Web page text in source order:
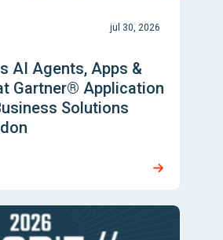
jul 30, 2026
AI Agents, Apps &
Gartner® Application
Solutions